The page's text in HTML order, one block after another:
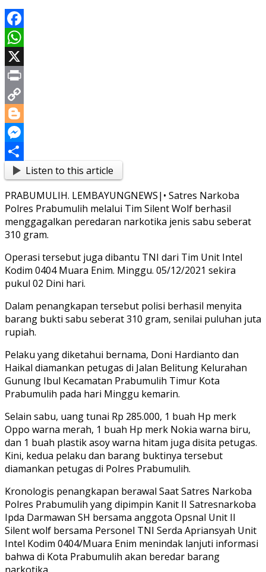
Facebook
WhatsApp
X
Print
Copy
Link
Blogger
Messenger
ShareListen to this article
PRABUMULIH. LEMBAYUNGNEWS|• Satres Narkoba
Polres Prabumulih melalui Tim Silent Wolf berhasil
menggagalkan peredaran narkotika jenis sabu seberat
310 gram.
Operasi tersebut juga dibantu TNI dari Tim Unit Intel
Kodim 0404 Muara Enim. Minggu. 05/12/2021 sekira
pukul 02 Dini hari.
Dalam penangkapan tersebut polisi berhasil menyita
barang bukti sabu seberat 310 gram, senilai puluhan juta
rupiah.
Pelaku yang diketahui bernama, Doni Hardianto dan
Haikal diamankan petugas di Jalan Belitung Kelurahan
Gunung Ibul Kecamatan Prabumulih Timur Kota
Prabumulih pada hari Minggu kemarin.
Selain sabu, uang tunai Rp 285.000, 1 buah Hp merk
Oppo warna merah, 1 buah Hp merk Nokia warna biru,
dan 1 buah plastik asoy warna hitam juga disita petugas.
Kini, kedua pelaku dan barang buktinya tersebut
diamankan petugas di Polres Prabumulih.
Kronologis penangkapan berawal Saat Satres Narkoba
Polres Prabumulih yang dipimpin Kanit II Satresnarkoba
Ipda Darmawan SH bersama anggota Opsnal Unit II
Silent wolf bersama Personel TNI Serda Apriansyah Unit
Intel Kodim 0404/Muara Enim menindak lanjuti informasi
bahwa di Kota Prabumulih akan beredar barang